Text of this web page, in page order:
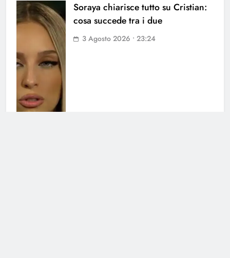
Soraya chiarisce tutto su Cristian:
cosa succede tra i due
3 Agosto 2026 • 23:24